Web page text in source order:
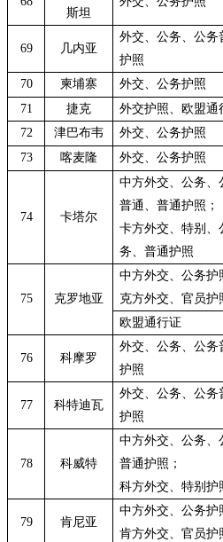
斯坦
69 几内亚
外交、公务、公务
护照
70 柬埔寨 外交、公务护照
71
捷克 外交护照、欧盟通
72
津巴布韦 外交、公务护照
73
喀麦隆 外交、公务护照
74 卡塔尔
中方外交、公务、
普通、普通护照；
卡方外交、特别、
务、普通护照
75 克罗地亚
中方外交、公务护
克方外交、官员护
欧盟通行证
76 科摩罗
外交、公务、公务
护照
77 科特迪瓦
外交、公务、公务
护照
78 科威特
中方外交、公务、
普通护照；
科方外交、特别护
79 肯尼亚
中方外交、公务护
肯方外交、官员护